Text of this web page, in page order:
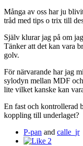
Många av oss har ju
tråd med tips o trix till
Själv klurar jag på om
Tänker att det kan vara
golv.
För närvarande har jag
sylodyn mellan MDF
lite vilket kanske kan
En fast och kontrollerad
koppling till underlaget?
P-pan and calle_jr
2